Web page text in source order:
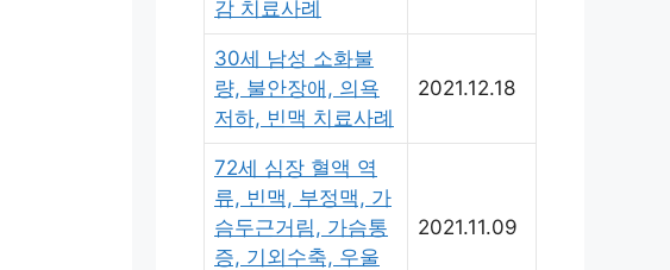
감 치료사례
30세 남성 소화불
량, 불안장애, 의욕
저하, 빈맥 치료사례
2021.12.18
72세 심장 혈액 역
류, 빈맥, 부정맥, 가
슴두근거림, 가슴통
증, 기외수축, 우울
2021.11.09